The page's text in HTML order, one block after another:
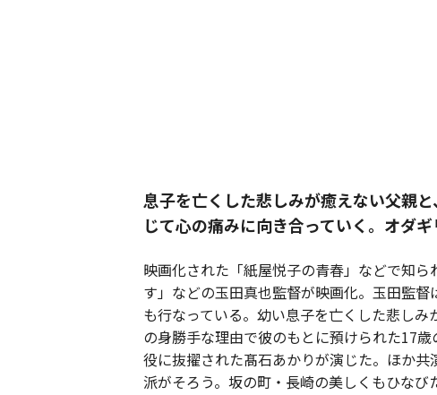
息子を亡くした悲しみが癒えない父親
じて心の痛みに向き合っていく。オダ
映画化された「紙屋悦子の青春」などで知
す」などの玉田真也監督が映画化。玉田監
も行なっている。幼い息子を亡くした悲し
の身勝手な理由で彼のもとに預けられた17
役に抜擢された髙石あかりが演じた。ほか
派がそろう。坂の町・長崎の美しくもひなび